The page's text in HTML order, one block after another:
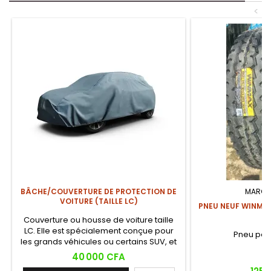
<
BÂCHE/COUVERTURE DE PROTECTION DE
VOITURE (TAILLE LC)
Couverture ou housse de voiture taille
LC. Elle est spécialement conçue pour
les grands véhicules ou certains SUV, et
est très souvent associée au Toyota
Land Cruiser.
Prix
40 000 CFA
PNEU NEUF
Pneu